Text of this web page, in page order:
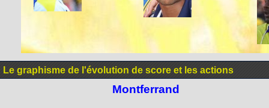
Le graphisme de l'évolution de score et les actions
Montferrand